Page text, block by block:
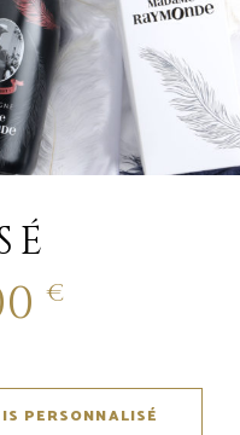
€
PERSONNALISÉ